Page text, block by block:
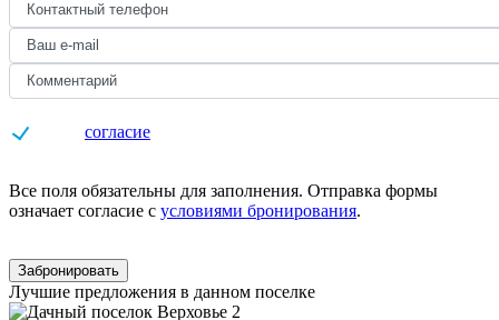
согласие
Все поля обязательны для заполнения. Отправка формы
означает согласие с условиями бронирования.
Забронировать
Лучшие предложения в данном поселке